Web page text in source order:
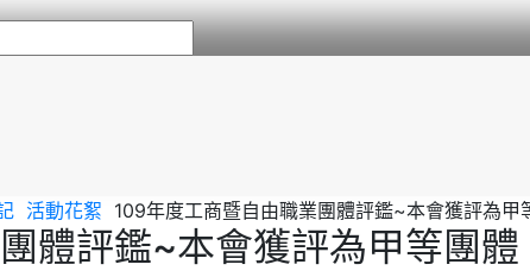
活動花絮 109年度工商暨自由職業團體評鑑~本會獲評為甲
體評鑑~本會獲評為甲等團體